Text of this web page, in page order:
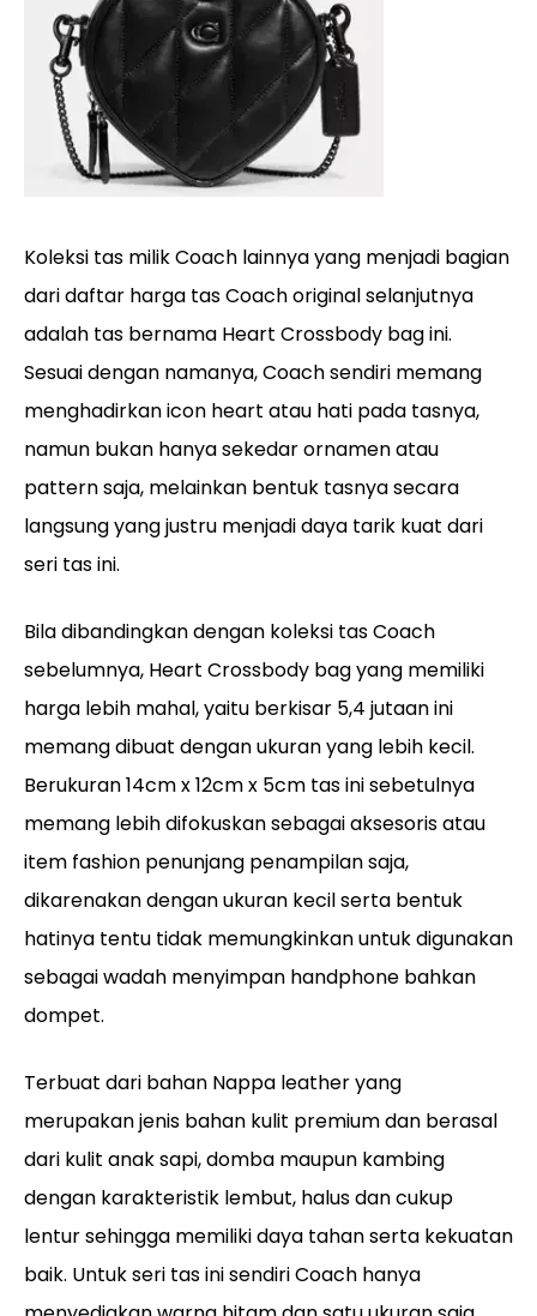
Koleksi tas milik Coach lainnya yang menjadi bagian
dari daftar harga tas Coach original selanjutnya
adalah tas bernama Heart Crossbody bag ini.
Sesuai dengan namanya, Coach sendiri memang
menghadirkan icon heart atau hati pada tasnya,
namun bukan hanya sekedar ornamen atau
pattern saja, melainkan bentuk tasnya secara
langsung yang justru menjadi daya tarik kuat dari
seri tas ini.
Bila dibandingkan dengan koleksi tas Coach
sebelumnya, Heart Crossbody bag yang memiliki
harga lebih mahal, yaitu berkisar 5,4 jutaan ini
memang dibuat dengan ukuran yang lebih kecil.
Berukuran14cm x 12cm x 5cm tas ini sebetulnya
memang lebih difokuskan sebagai aksesoris atau
item fashion penunjang penampilan saja,
dikarenakan dengan ukuran kecil serta bentuk
hatinya tentu tidak memungkinkan untuk digunakan
sebagai wadah menyimpan handphone bahkan
dompet.
Terbuat dari bahan Nappa leather yang
merupakan jenis bahan kulit premium dan berasal
dari kulit anak sapi, domba maupun kambing
dengan karakteristik lembut, halus dan cukup
lentur sehingga memiliki daya tahan serta kekuatan
baik. Untuk seri tas ini sendiri Coach hanya